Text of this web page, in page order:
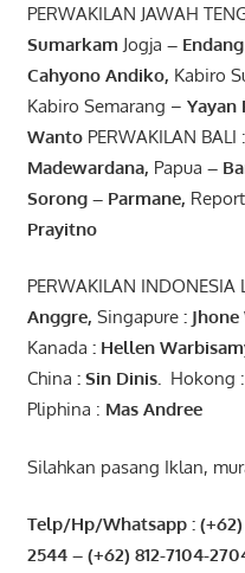
PERWAKILAN JAWAH
Sumarkam Jogja – Endang
Cahyono Andiko, Kabiro
Kabiro Semarang – Yayan
WantoPERWAKILAN BALI
Madewardana, Papua –
Sorong– Parmane,
Prayitno
PERWAKILAN INDONESIA
Anggre, Singapure: Jhone
Kanada : Hellen
China : Sin Dinis. Hokong :
Pliphina : Mas Andree
Silahkan pasang Iklan,
Telp/Hp/Whatsapp : (+62)
2544– (+62) 812-7104-